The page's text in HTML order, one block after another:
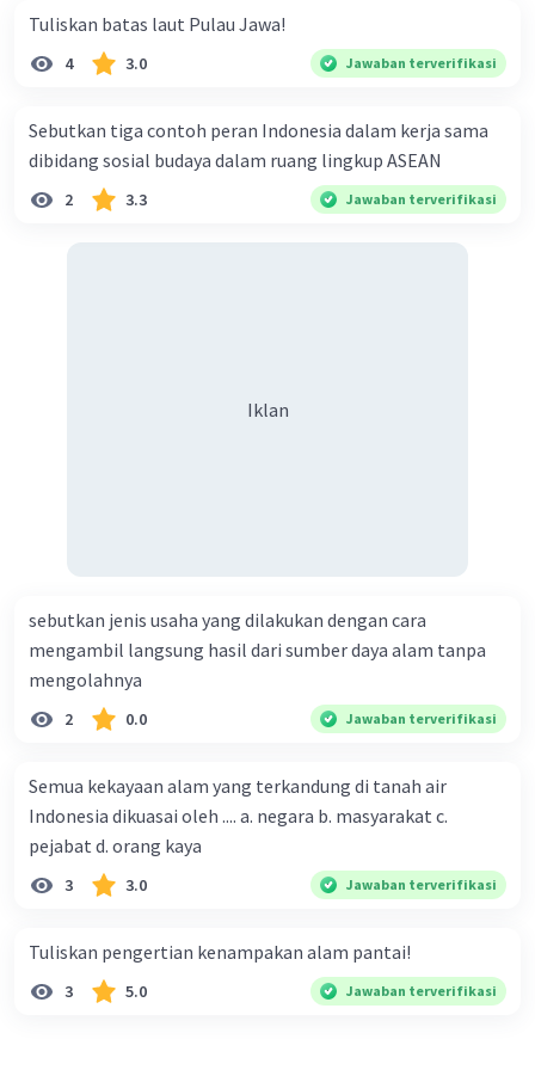
1. Dusun Sembungan sebagai sentra batik di Kulon
Progo
2.desa sembalo
Beri Rating·0.0(0) Balas
Tuliskan batas laut Pulau Jawa!
4 3.0 Jawaban terverifikasi
Sebutkan tiga contoh peran Indonesia dalam kerja sama
dibidang sosial budaya dalam ruang lingkup ASEAN
2 3.3 Jawaban terverifikasi
Iklan
sebutkan jenis usaha yang dilakukan dengan cara
mengambil langsung hasil dari sumber daya alam tanpa
mengolahnya
2 0.0 Jawaban terverifikasi
Semua kekayaan alam yang terkandung di tanah air
Indonesia dikuasai oleh .... a. negara b. masyarakat c.
pejabat d. orang kaya
3 3.0 Jawaban terverifikasi
Tuliskan pengertian kenampakan alam pantai!
3 5.0 Jawaban terverifikasi